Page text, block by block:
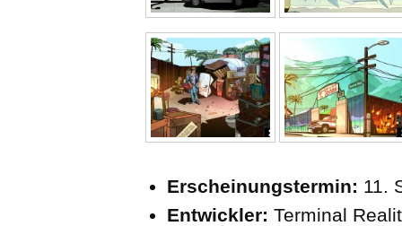
Erscheinungstermin: 11.
Entwickler: Terminal